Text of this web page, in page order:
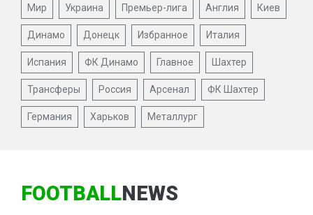
Мир Украина Премьер-лига Англия Киев
Динамо Донецк Избранное Италия
Испания ФК Динамо Главное Шахтер
Трансферы Россия Арсенал ФК Шахтер
Германия Харьков Металлург
FOOTBALLNEWS